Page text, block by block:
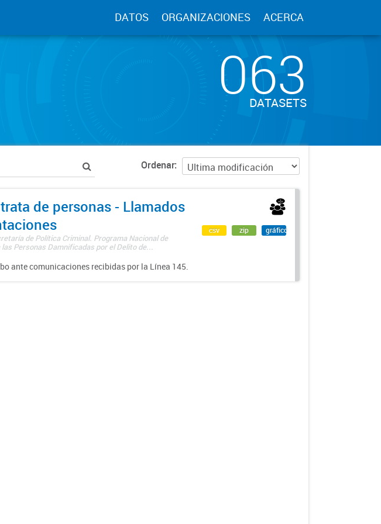
DATOS ORGANIZACIONES ACERCA
063
DATASETS
Ordenar
de personas - Llamados
de Política Criminal. Programa Nacional de
Personas Damnificadas por el Delito de...
ante comunicaciones recibidas por la Línea 145.
csv zip gráfico